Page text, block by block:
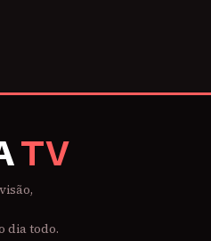
TV
dia todo.